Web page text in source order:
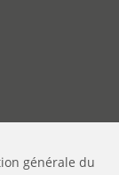
générale du